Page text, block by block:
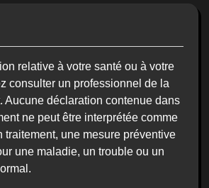
relative à votre santé ou à votre
consulter un professionnel de la
Aucune déclaration contenue dans
ne peut être interprétée comme
traitement, une mesure préventive
une maladie, un trouble ou un